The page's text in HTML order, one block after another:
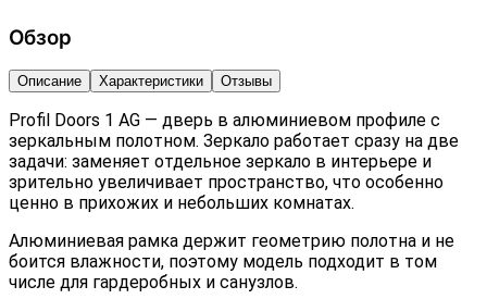
Обзор
Описание Характеристики Отзывы
Profil Doors 1 AG — дверь в алюминиевом профиле с
зеркальным полотном. Зеркало работает сразу на две
задачи: заменяет отдельное зеркало в интерьере и
зрительно увеличивает пространство, что особенно
ценно в прихожих и небольших комнатах.
Алюминиевая рамка держит геометрию полотна и не
боится влажности, поэтому модель подходит в том
числе для гардеробных и санузлов.